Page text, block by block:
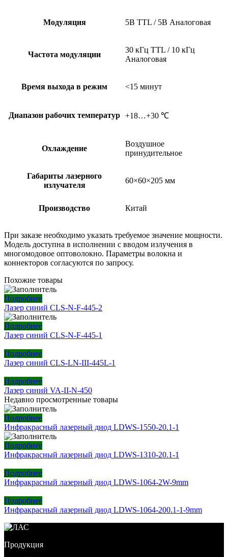
Модуляция 5В TTL / 5В Аналоговая
Частота модуляции
30 кГц TTL / 10 кГц
Аналоговая
Время выхода в режим <15 минут
Диапазон рабочих температур +18…+30 ℃
Охлаждение
Воздушное
принудительное
Габариты лазерного
излучателя
60×60×205 мм
Производство Китай
При заказе необходимо указать требуемое значение мощности.
Модель доступна в исполнении с вводом излучения в
многомодовое оптоволокно. Параметры волокна и
коннекторов согласуются по запросу.
Похожие товары
Подробнее
Лазер синий CLS-N-F-445-2
Подробнее
Лазер синий CLS-N-F-445-1
Подробнее
Лазер синий CLS-LN-III-445L-1
Подробнее
Лазер синий VA-II-N-450
Недавно просмотренные товары
Подробнее
Инфракрасный лазерный диод LDWS-1550-20.1-1
Подробнее
Инфракрасный лазерный диод LDWS-1310-20.1-1
Подробнее
Инфракрасный лазерный диод LDWS-1064-2W-9mm
Подробнее
Инфракрасный лазерный диод LDWS-1064-200.1-1-9mm
Продукция